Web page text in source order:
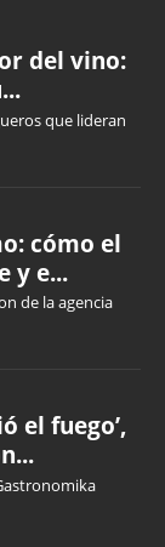
del vino:
que lideran
cómo el
y e...
de la agencia
el fuego’,